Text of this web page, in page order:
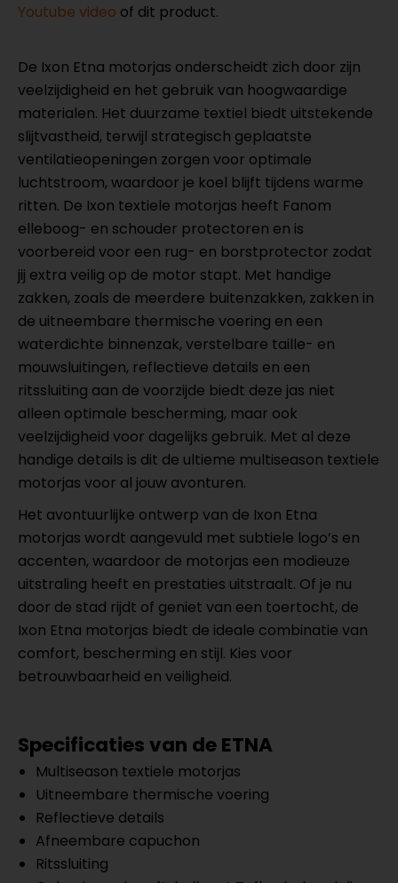
Youtube video of dit product.
De Ixon Etna motorjas onderscheidt zich door zijn
veelzijdigheid en het gebruik van hoogwaardige
materialen. Het duurzame textiel biedt uitstekende
slijtvastheid, terwijl strategisch geplaatste
ventilatieopeningen zorgen voor optimale
luchtstroom, waardoor je koel blijft tijdens warme
ritten. De Ixon textiele motorjas heeft Fanom
elleboog- en schouder protectoren en is
voorbereid voor een rug- en borstprotector zodat
jij extra veilig op de motor stapt. Met handige
zakken, zoals de meerdere buitenzakken, zakken in
de uitneembare thermische voering en een
waterdichte binnenzak, verstelbare taille- en
mouwsluitingen, reflectieve details en een
ritssluiting aan de voorzijde biedt deze jas niet
alleen optimale bescherming, maar ook
veelzijdigheid voor dagelijks gebruik. Met al deze
handige details is dit de ultieme multiseason textiele
motorjas voor al jouw avonturen.
Het avontuurlijke ontwerp van de Ixon Etna
motorjas wordt aangevuld met subtiele logo’s en
accenten, waardoor de motorjas een modieuze
uitstraling heeft en prestaties uitstraalt. Of je nu
door de stad rijdt of geniet van een toertocht, de
Ixon Etna motorjas biedt de ideale combinatie van
comfort, bescherming en stijl. Kies voor
betrouwbaarheid en veiligheid.
Specificaties van de ETNA
Multiseason textiele motorjas
Uitneembare thermische voering
Reflectieve details
Afneembare capuchon
Ritssluiting